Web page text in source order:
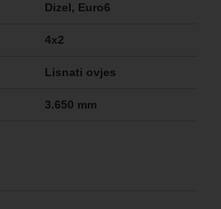
Dizel, Euro6
4x2
Lisnati ovjes
3.650 mm